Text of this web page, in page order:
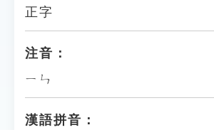
正字
注音：
ㄧㄣ
漢語拼音：